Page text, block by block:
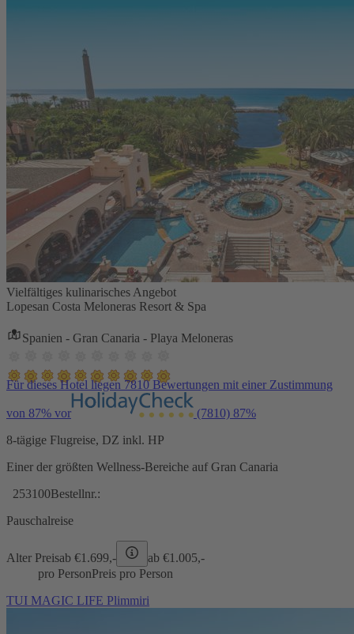
Vielfältiges kulinarisches Angebot
Lopesan Costa Meloneras Resort & Spa
Spanien - Gran Canaria - Playa Meloneras
Für dieses Hotel liegen 7810 Bewertungen mit einer Zustimmung
von 87% vor (7810) 87%
8-tägige Flugreise, DZ inkl. HP
Einer der größten Wellness-Bereiche auf Gran Canaria
253100Bestellnr.:
Pauschalreise
Alter Preisab €1.699,- ab €1.005,-
pro PersonPreis pro Person
TUI MAGIC LIFE Plimmiri